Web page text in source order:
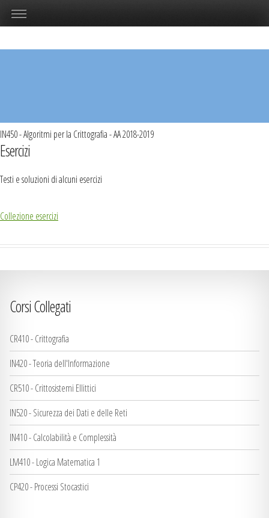
IN450 - Algoritmi per la Crittografia - AA 2018-2019
Esercizi
Testi e soluzioni di alcuni esercizi
Collezione esercizi
Corsi Collegati
CR410 - Crittografia
IN420 - Teoria dell'Informazione
CR510 - Crittosistemi Ellittici
IN520 - Sicurezza dei Dati e delle Reti
IN410 - Calcolabilità e Complessità
LM410 - Logica Matematica 1
CP420 - Processi Stocastici